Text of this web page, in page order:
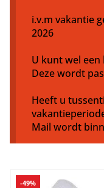
i.v.m vakantie
2026
U kunt wel een
Deze wordt
Heeft u
Mail wordt
-49%